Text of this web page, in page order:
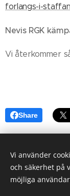
forlangs-i-
Nevis RGK
Vi återkommer
Share
Vi använder
och säkerhet på
möjliga